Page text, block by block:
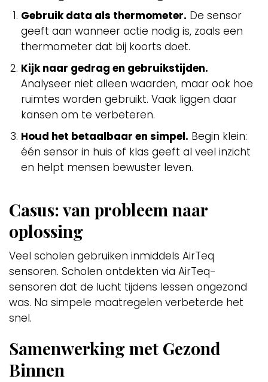
Gebruik data als thermometer. De sensor
geeft aan wanneer actie nodig is, zoals een
thermometer dat bij koorts doet.
Kijk naar gedrag en gebruikstijden.
Analyseer niet alleen waarden, maar ook hoe
ruimtes worden gebruikt. Vaak liggen daar
kansen om te verbeteren.
Houd het betaalbaar en simpel. Begin klein:
één sensor in huis of klas geeft al veel inzicht
en helpt mensen bewuster leven.
Casus: van probleem naar
oplossing
Veel scholen gebruiken inmiddels AirTeq
sensoren. Scholen ontdekten via AirTeq-
sensoren dat de lucht tijdens lessen ongezond
was. Na simpele maatregelen verbeterde het
snel.
Samenwerking met Gezond
Binnen